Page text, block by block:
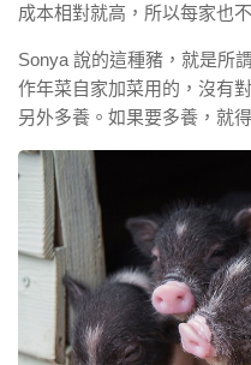
成本相對就高，所以每家也
Sonya 說的這種豬，就是所
作年菜自家加菜用的，沒有
另外多養。如果要多養，就